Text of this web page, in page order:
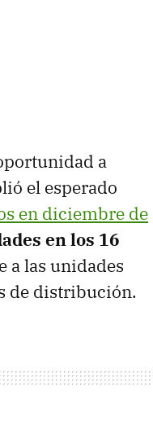
a
el esperado
en diciembre de
en los 16
a las unidades
de distribución.